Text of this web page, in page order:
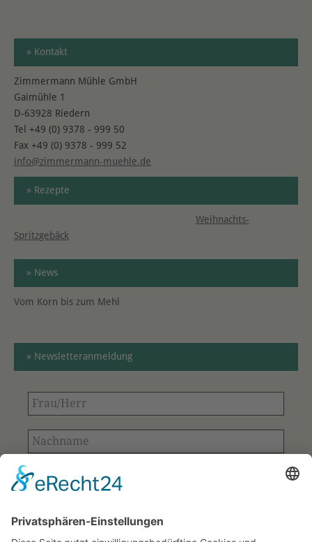
» Kontakt
Zimmermann Mühle GmbH
Gaimühle 1
D-63928 Riedern
Tel +49 (0) 9378 - 999 50
Fax +49 (0) 9378 - 999 52
info@zimmermann-muehle.de
» Rezepte
Weihnachts-
Spritzgebäck
» News
Vom Korn bis zum Mehl
» Newsletteranmeldung
Frau/Herr
Nachname
E-
Mail-
*
Ihre Kontaktdaten aus dem Anmeldeformular